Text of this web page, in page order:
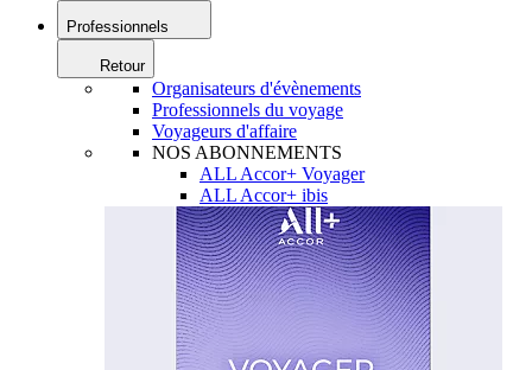
Professionnels
Retour
Organisateurs d'évènements
Professionnels du voyage
Voyageurs d'affaire
NOS ABONNEMENTS
ALL Accor+ Voyager
ALL Accor+ ibis